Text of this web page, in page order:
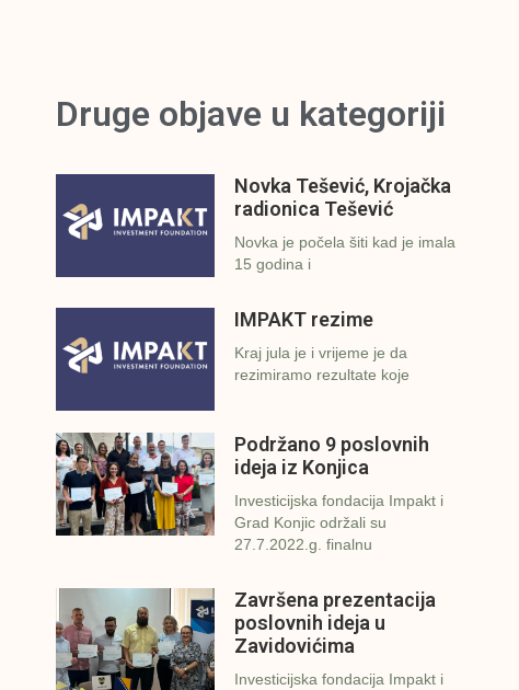
Druge objave u kategoriji
Novka Tešević, Krojačka
radionica Tešević
Novka je počela šiti kad je imala
15 godina i
IMPAKT rezime
Kraj jula je i vrijeme je da
rezimiramo rezultate koje
Podržano 9 poslovnih
ideja iz Konjica
Investicijska fondacija Impakt i
Grad Konjic održali su
27.7.2022.g. finalnu
Završena prezentacija
poslovnih ideja u
Zavidovićima
Investicijska fondacija Impakt i